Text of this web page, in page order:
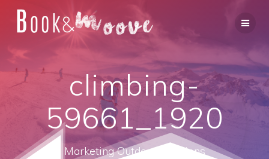
climbing-
59661_1920
Marketing Outdoor Solutions